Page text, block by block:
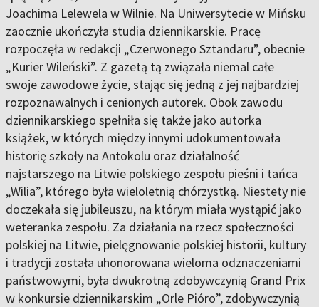
Joachima Lelewela w Wilnie. Na Uniwersytecie w Mińsku
zaocznie ukończyła studia dziennikarskie. Pracę
rozpoczęła w redakcji „Czerwonego Sztandaru”, obecnie
„Kurier Wileński”. Z gazetą tą związała niemal całe
swoje zawodowe życie, stając się jedną z jej najbardziej
rozpoznawalnych i cenionych autorek. Obok zawodu
dziennikarskiego spełniła się także jako autorka
książek, w których między innymi udokumentowała
historię szkoły na Antokolu oraz działalność
najstarszego na Litwie polskiego zespołu pieśni i tańca
„Wilia”, którego była wieloletnią chórzystką. Niestety nie
doczekała się jubileuszu, na którym miała wystąpić jako
weteranka zespołu. Za działania na rzecz społeczności
polskiej na Litwie, pielęgnowanie polskiej historii, kultury
i tradycji została uhonorowana wieloma odznaczeniami
państwowymi, była dwukrotną zdobywczynią Grand Prix
w konkursie dziennikarskim „Orle Pióro”, zdobywczynią